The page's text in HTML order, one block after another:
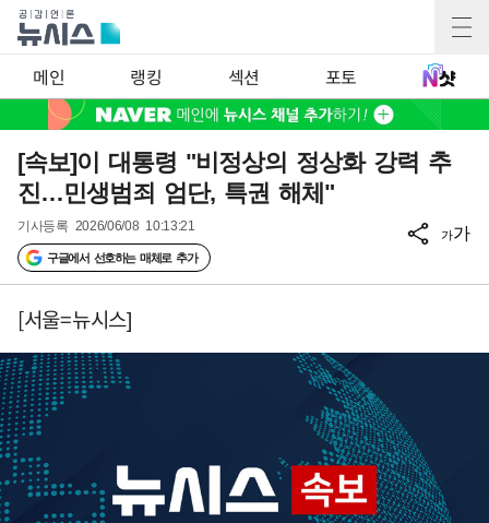
메인 랭킹 섹션 포토
[속보]이 대통령 "비정상의 정상화 강력 추
진…민생범죄 엄단, 특권 해체"
기사등록 2026/06/08 10:13:21
구글에서 선호하는 매체로 추가
가가
[서울=뉴시스]